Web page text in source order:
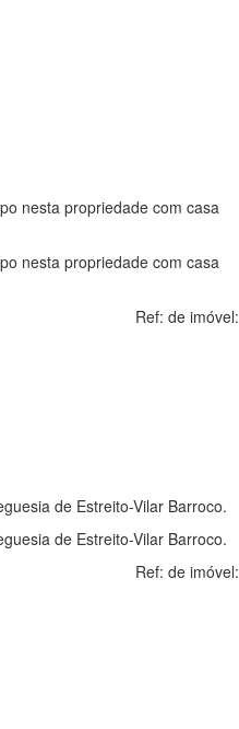
nesta propriedade com casa
nesta propriedade com casa
Ref: de imóvel:
de Estreito-Vilar Barroco.
de Estreito-Vilar Barroco.
Ref: de imóvel: